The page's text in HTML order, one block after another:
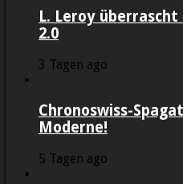
L. Leroy
2.0
3 Tagen ago
Chronoswiss-
Moderne!
5 Tagen ago